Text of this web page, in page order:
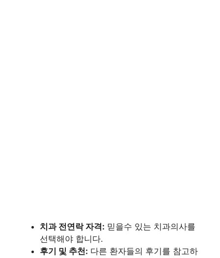
치과 전연락 자격: 믿을수 있는 치과의사를
선택해야 합니다.
후기 및 추천: 다른 환자들의 후기를 참고하